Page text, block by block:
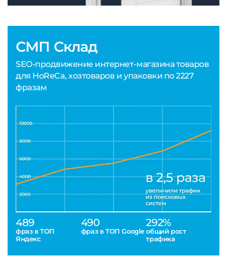
СМП Склад
SEO-продвижение интернет-магазина товаров
для HoReCa, хозтоваров и упаковки по 2227
фразам
489
фраз в ТОП
Яндекс
490
фраз в ТОП Google
292%
общий рост
трафика